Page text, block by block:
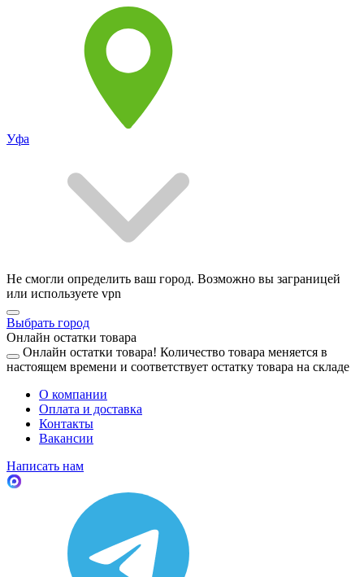
Уфа
Не смогли определить ваш город. Возможно вы заграницей
или используете vpn
Выбрать город
Онлайн остатки товара
Онлайн остатки товара! Количество товара меняется в
настоящем времени и соответствует остатку товара на складе
О компании
Оплата и доставка
Контакты
Вакансии
Написать нам